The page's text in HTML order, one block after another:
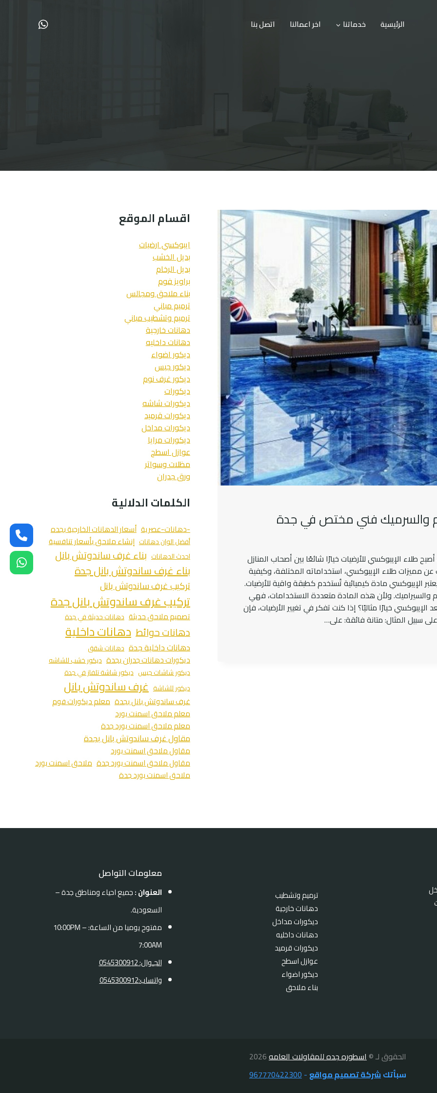
الرئيسية خدماتنا اخر اعمالنا اتصل بنا
والسرميك فني مختص في جدة
طلاء الإيبوكسي للأرضيات خيارًا شائعًا بين أصحاب المنازل
مميزات طلاء الإيبوكسي، استخداماته المختلفة، وكيفية
الإيبوكسي مادة كيميائية تُستخدم كطبقة واقية للأرضيات.
والسيراميك. ولأن هذه المادة متعددة الاستخدامات، فهي
خيارًا مثاليًا؟ إذا كنت تفكر في تغيير الأرضيات، فإن
سبيل المثال: متانة فائقة: على…
اقسام الموقع
ايبوكسي ارضيات
بديل الخشب
بديل الرخام
براويز فوم
بناء ملاحق ومجالس
ترميم مباني
ترميم وتشطيب مباني
دهانات خارجية
دهانات داخليه
ديكور اضواء
ديكور جبس
ديكور غرف نوم
ديكورات
ديكورات شاشه
ديكورات قرميد
ديكورات مداخل
ديكورات مرايا
عوازل اسطح
مظلات وسواتر
ورق جدران
الكلمات الدلالية
-دهانات-عصرية أسعار الدهانات الخارجية بجده
أفضل الوان دهانات إنشاء ملاحق بأسعار تنافسية
احدث الدهانات بناء غرف ساندوتش بانل
بناء غرف ساندوتش بانل جدة
تركيب غرف ساندوتش بانل
تركيب غرف ساندوتش بانل جدة
تصميم ملاحق حديثة دهانات حديثة في جدة
دهانات حوائط دهانات داخلية
دهانات داخلية جدة دهانات شقق
ديكورات دهانات جدران بجدة ديكور خشب للشاشه
ديكور شاشات جبس ديكور شاشة تلفاز في جدة
ديكور للشاشة غرف ساندوتش بانل
غرف ساندوتش بانل بجدة معلم ديكورات فوم
معلم ملاحق اسمنت بورد
معلم ملاحق اسمنت بورد جدة
مقاول غرف ساندوتش بانل بجدة
مقاول ملاحق اسمنت بورد
مقاول ملاحق اسمنت بورد جدة ملاحق اسمنت بورد
ملاحق اسمنت بورد جدة
ترميم وتشطيب
دهانات خارجية
ديكورات مداخل
دهانات داخليه
ديكورات قرميد
عوازل اسطح
ديكور اضواء
بناء ملاحق
معلومات التواصل
العنوان :جميع احياء ومناطق جدة –
السعودية.
مفتوح يوميا من الساعة: 10:00PM –
7:00AM
الجـوال: 0545300912
واتساب:0545300912
الحقوق لـ ©اسطوره جده للمقاولات العامه
سبأتكشركة تصميم مواقع -
967770422300